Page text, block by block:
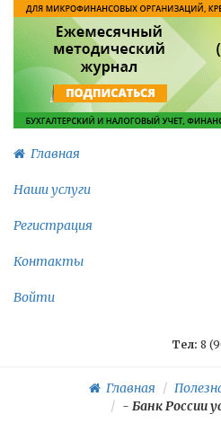
Главная
Наши услуги
Регистрация
Контакты
Войти
Тел: 8
Главная
- Банк России